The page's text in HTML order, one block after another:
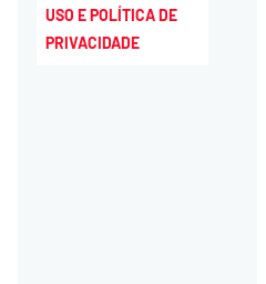
USO E POLÍTICA DE
PRIVACIDADE